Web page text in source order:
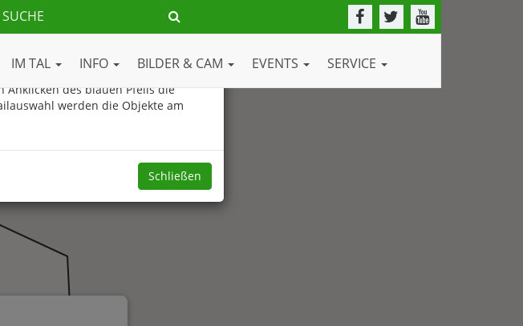
IM TAL INFO BILDER & CAM EVENTS SERVICE
des blauen Pfeils die
werden die Objekte am
Schließen